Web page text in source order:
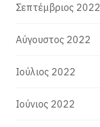
Σεπτέμβριος 2022
Αύγουστος 2022
Ιούλιος 2022
Ιούνιος 2022